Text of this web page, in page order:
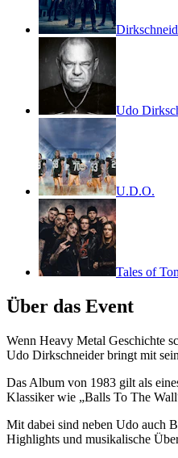
Udo
U.D.O.
Tales of
Über das Event
Wenn Heavy Metal Geschichte
Udo Dirkschneider bringt mit
Das Album von 1983 gilt als
Klassiker wie „Balls To The
Mit dabei sind neben Udo auch
Highlights und musikalische